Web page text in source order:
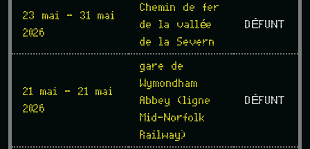
23 mai - 31 mai
2026
Chemin de fer
de la vallée
de la Severn
DÉFUNT
21 mai - 21 mai
2026
gare de
Wymondham
Abbey (ligne
Mid-Norfolk
Railway)
DÉFUNT